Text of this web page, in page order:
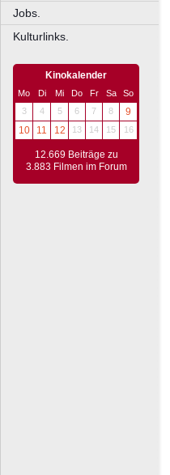
Jobs.
Kulturlinks.
Kinokalender
Mo Di Mi Do Fr Sa
So
3
4 5 6 7 8
9
10
11 12 13 14 15 16
12.669 Beiträge zu
3.883 Filmen im Forum